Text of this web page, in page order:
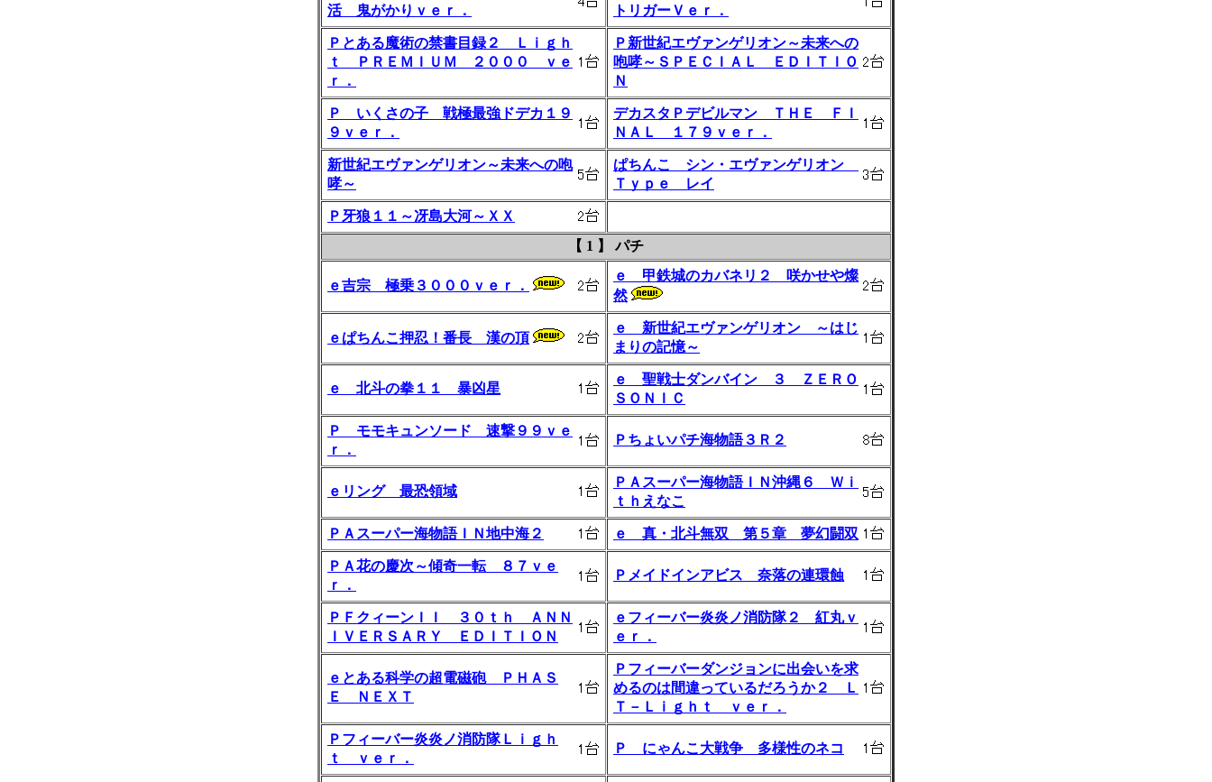
活 鬼がかりｖｅｒ．
トリガーＶｅｒ．
Ｐとある魔術の禁書目録２ Ｌｉｇｈ
ｔ ＰＲＥＭＩＵＭ ２０００ ｖｅ
ｒ．
Ｐ新世紀エヴァンゲリオン～未来への
咆哮～ＳＰＥＣＩＡＬ ＥＤＩＴＩＯ
Ｎ
Ｐ いくさの子 戦極最強ドデカ１９
９ｖｅｒ．
デカスタＰデビルマン ＴＨＥ ＦＩ
ＮＡＬ １７９ｖｅｒ．
新世紀エヴァンゲリオン～未来への咆
哮～
ぱちんこ シン・エヴァンゲリオン
Ｔｙｐｅ レイ
Ｐ牙狼１１～冴島大河～ＸＸ
【 1 】 パチ
ｅ吉宗 極乗３０００ｖｅｒ．
ｅ 甲鉄城のカバネリ２ 咲かせや燦
然
ｅぱちんこ押忍！番長 漢の頂
ｅ 新世紀エヴァンゲリオン ～はじ
まりの記憶～
ｅ 北斗の拳１１ 暴凶星
ｅ 聖戦士ダンバイン ３ ＺＥＲＯ
ＳＯＮＩＣ
Ｐ モモキュンソード 速撃９９ｖｅ
ｒ．
Ｐちょいパチ海物語３Ｒ２
ｅリング 最恐領域
ＰＡスーパー海物語ＩＮ沖縄６ Ｗｉ
ｔｈえなこ
ＰＡスーパー海物語ＩＮ地中海２ ｅ 真・北斗無双 第５章 夢幻闘双
ＰＡ花の慶次～傾奇一転 ８７ｖｅ
ｒ．
Ｐメイドインアビス 奈落の連環蝕
ＰＦクィーンＩＩ ３０ｔｈ ＡＮＮ
ＩＶＥＲＳＡＲＹ ＥＤＩＴＩＯＮ
ｅフィーバー炎炎ノ消防隊２ 紅丸ｖ
ｅｒ．
ｅとある科学の超電磁砲 ＰＨＡＳ
Ｅ ＮＥＸＴ
Ｐフィーバーダンジョンに出会いを求
めるのは間違っているだろうか２ Ｌ
Ｔ－Ｌｉｇｈｔ ｖｅｒ．
Ｐフィーバー炎炎ノ消防隊Ｌｉｇｈ
ｔ ｖｅｒ．
Ｐ にゃんこ大戦争 多様性のネコ